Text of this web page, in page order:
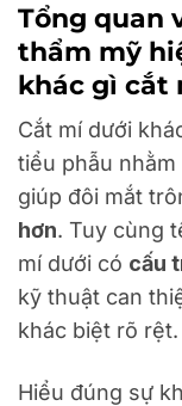
Tổng quan
thẩm mỹ
khác gì cắt
Cắt mí dưới
tiểu phẫu nhằm
giúp đôi mắt
hơn. Tuy cùng
mí dưới có cấu
kỹ thuật can
khác biệt rõ rệt.
Hiểu đúng sự